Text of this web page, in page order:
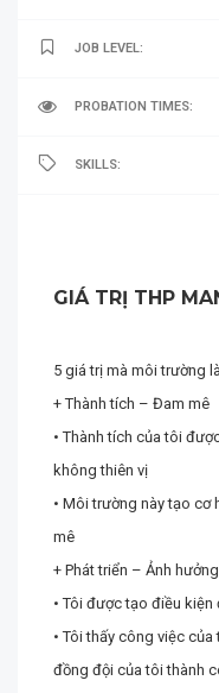
JOB LEVEL:
PROBATION TIMES:
SKILLS:
GIÁ TRỊ THP
5 giá trị mà môi trường
+ Thành tích – Đam mê
• Thành tích của tôi
không thiên vị
• Môi trường này tạo
mê
+ Phát triển – Ảnh hưởng
• Tôi được tạo điều
• Tôi thấy công việc
đồng đội của tôi thành